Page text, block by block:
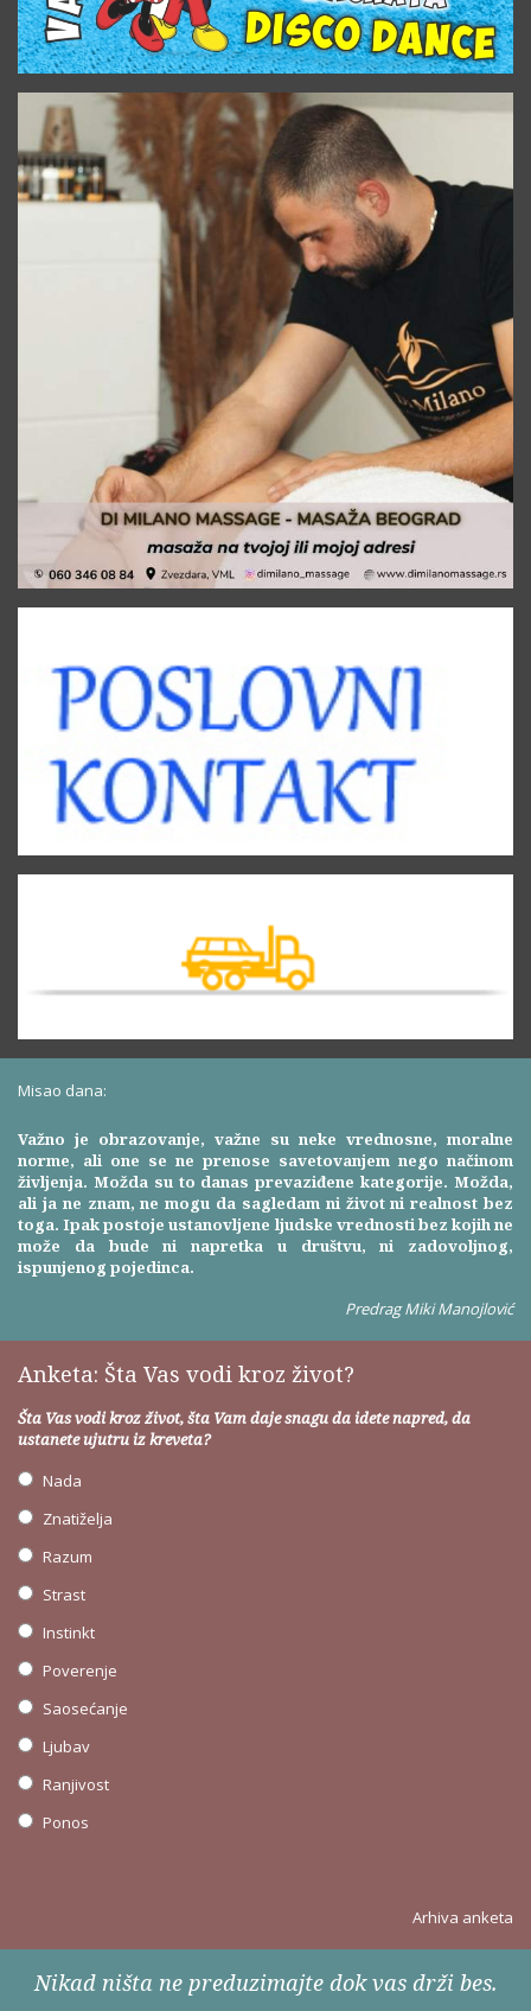
Misao dana:
Važno je obrazovanje, važne su neke vrednosne, moralne
norme, ali one se ne prenose savetovanjem nego načinom
življenja. Možda su to danas prevaziđene kategorije. Možda,
ali ja ne znam, ne mogu da sagledam ni život ni realnost bez
toga. Ipak postoje ustanovljene ljudske vrednosti bez kojih ne
može da bude ni napretka u društvu, ni zadovoljnog,
ispunjenog pojedinca.
Predrag Miki Manojlović
Anketa: Šta Vas vodi kroz život?
Šta Vas vodi kroz život, šta Vam daje snagu da idete napred, da
ustanete ujutru iz kreveta?
Nada
Znatiželja
Razum
Strast
Instinkt
Poverenje
Saosećanje
Ljubav
Ranjivost
Ponos
Arhiva anketa
Nikad ništa ne preduzimajte dok vas drži bes.